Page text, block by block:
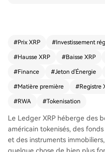
ergie. Les contrats
ctricité de la production à la
transparence. Les jetons
nsidérablement le champ
re XRP, traditionnellement
s transfrontaliers et aux
s. Elle introduit l'énergie en
égorie d'actif réel
te activité génère une
#Prix XRP #Investissement
#Hausse XRP #Baisse XRP
#Finance #Jeton d'Énergie
#Matière première #Registre
#RWA #Tokenisation
Le Ledger XRP héberge des
américain tokenisés, des
et des instruments